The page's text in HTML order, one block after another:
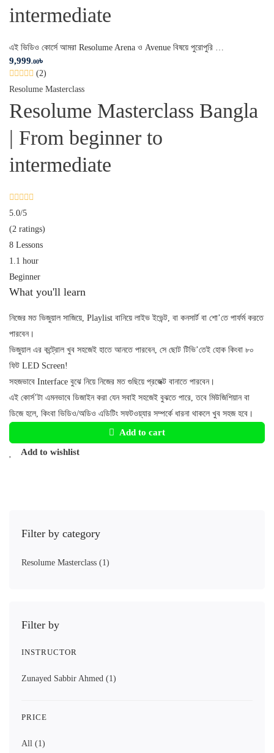
Filter by category
Resolume Masterclass (1)
Filter by
INSTRUCTOR
Zunayed Sabbir Ahmed (1)
PRICE
All (1)
intermediate
এই ভিডিও কোর্সে আমরা Resolume Arena ও Avenue বিষয়ে পুরোপুরি …
9,999.00৳
(2)
Resolume Masterclass
Resolume Masterclass Bangla
| From beginner to
intermediate
5.0/5
(2 ratings)
8 Lessons
1.1 hour
Beginner
What you'll learn
নিজের মত ভিজুয়াল সাজিয়ে, Playlist বানিয়ে লাইভ ইভেন্ট, বা কনসার্ট বা শো’তে পার্ফর্ম করতে
পারবেন।
ভিজুয়াল এর কন্ট্রোল খুব সহজেই হাতে আনতে পারবেন, সে ছোট টিভি’তেই হোক কিংবা ৮০
ফিট LED Screen!
সহজভাবে Interface বুঝে নিয়ে নিজের মত গুছিয়ে প্রজেক্ট বানাতে পারবেন।
এই কোর্স’টা এমনভাবে ডিজাইন করা যেন সবাই সহজেই বুঝতে পারে, তবে মিউজিশিয়ান বা
ডিজে হলে, কিংবা ভিডিও/অডিও এডিটিং সফটওয়্যার সম্পর্কে ধারনা থাকলে খুব সহজ হবে।
Add to cart
Add to wishlist